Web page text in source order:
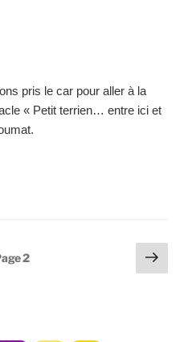
pris le car pour aller à la
« Petit terrien… entre ici et
2
Page